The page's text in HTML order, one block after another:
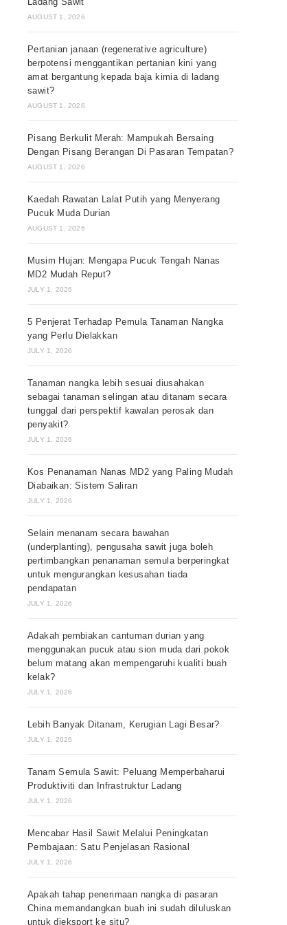
AUGUST 1, 2026
Pertanian janaan (regenerative agriculture)
berpotensi menggantikan pertanian kini yang
amat bergantung kepada baja kimia di ladang
sawit?
AUGUST 1, 2026
Pisang Berkulit Merah: Mampukah Bersaing
Dengan Pisang Berangan Di Pasaran Tempatan?
AUGUST 1, 2026
Kaedah Rawatan Lalat Putih yang Menyerang
Pucuk Muda Durian
AUGUST 1, 2026
Musim Hujan: Mengapa Pucuk Tengah Nanas
MD2 Mudah Reput?
JULY 1, 2026
5 Penjerat Terhadap Pemula Tanaman Nangka
yang Perlu Dielakkan
JULY 1, 2026
Tanaman nangka lebih sesuai diusahakan
sebagai tanaman selingan atau ditanam secara
tunggal dari perspektif kawalan perosak dan
penyakit?
JULY 1, 2026
Kos Penanaman Nanas MD2 yang Paling Mudah
Diabaikan: Sistem Saliran
JULY 1, 2026
Selain menanam secara bawahan
(underplanting), pengusaha sawit juga boleh
pertimbangkan penanaman semula berperingkat
untuk mengurangkan kesusahan tiada
pendapatan
JULY 1, 2026
Adakah pembiakan cantuman durian yang
menggunakan pucuk atau sion muda dari pokok
belum matang akan mempengaruhi kualiti buah
kelak?
JULY 1, 2026
Lebih Banyak Ditanam, Kerugian Lagi Besar?
JULY 1, 2026
Tanam Semula Sawit: Peluang Memperbaharui
Produktiviti dan Infrastruktur Ladang
JULY 1, 2026
Mencabar Hasil Sawit Melalui Peningkatan
Pembajaan: Satu Penjelasan Rasional
JULY 1, 2026
Apakah tahap penerimaan nangka di pasaran
China memandangkan buah ini sudah diluluskan
untuk dieksport ke situ?